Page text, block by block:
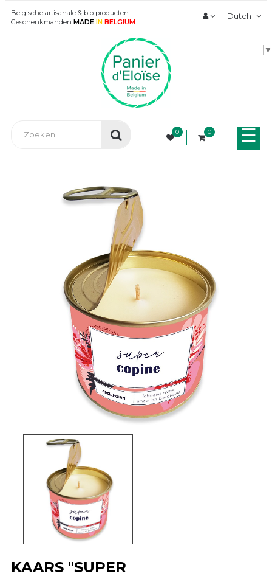
Belgische artisanale & bio producten -
Geschenkmanden MADE IN BELGIUM
Dutch
▼
0 0 ☰
KAARS "SUPER